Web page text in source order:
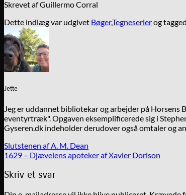
Skrevet af Guillermo Corral
Dette indlæg var udgivet Bøger,Tegneserierog tagged
Jette
Jeg er uddannet bibliotekar og arbejder på Horsens
eventyrtræk". Opgaven eksemplificerede sig i
Gyseren.dk indeholder derudover også omtaler og
Slutstenen af A. M. Dean
1629 – Djævelens apoteker af Xavier Dorison
Skriv et svar